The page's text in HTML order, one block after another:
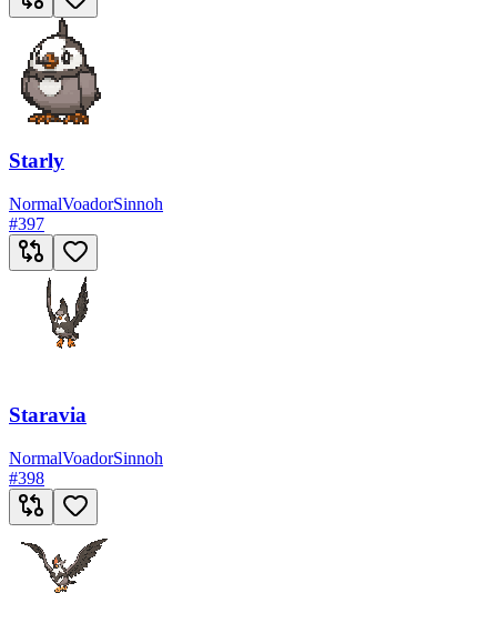
Starly
NormalVoadorSinnoh
#397
Staravia
NormalVoadorSinnoh
#398